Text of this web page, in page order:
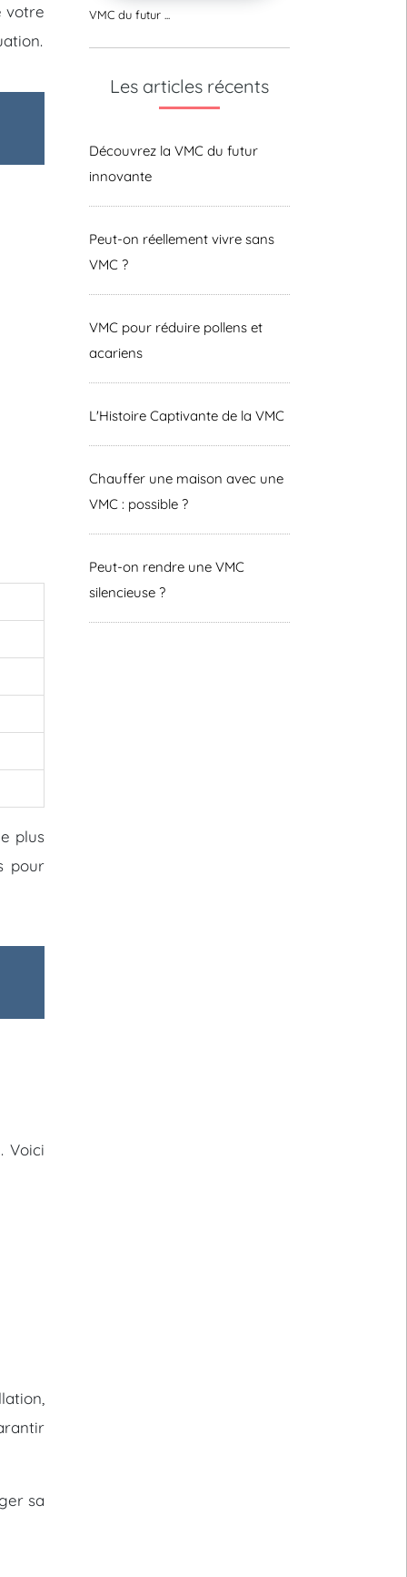
votre
plus
pour
Voici
sa
VMC du futur ...
Les articles récents
Découvrez la VMC du futur
innovante
Peut-on réellement vivre sans
VMC ?
VMC pour réduire pollens et
acariens
L'Histoire Captivante de la VMC
Chauffer une maison avec une
VMC : possible ?
Peut-on rendre une VMC
silencieuse ?